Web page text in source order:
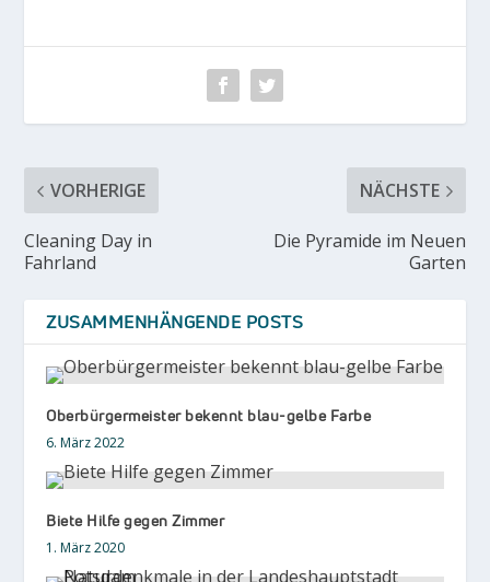
VORHERIGE
Cleaning Day in
Fahrland
NÄCHSTE
Die Pyramide im Neuen
Garten
ZUSAMMENHÄNGENDE POSTS
Oberbürgermeister bekennt blau-gelbe Farbe
6. März 2022
Biete Hilfe gegen Zimmer
1. März 2020